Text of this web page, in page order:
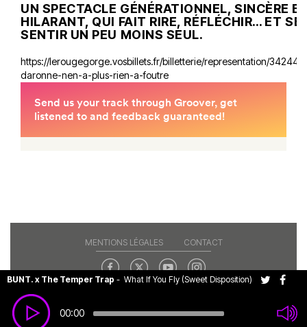
UN SPECTACLE GÉNÉRATIONNEL, SINCÈRE
HILARANT, QUI FAIT RIRE, RÉFLÉCHIR… ET SE
SENTIR UN PEU MOINS SEUL.
https://lerougegorge.vosbillets.fr/billetterie/representation/34244/
daronne-nen-a-plus-rien-a-foutre
00:00
BUNT. x The Temper Trap - What If You Fly (Sweet Disposition)
MENTIONS LÉGALES CONTACT